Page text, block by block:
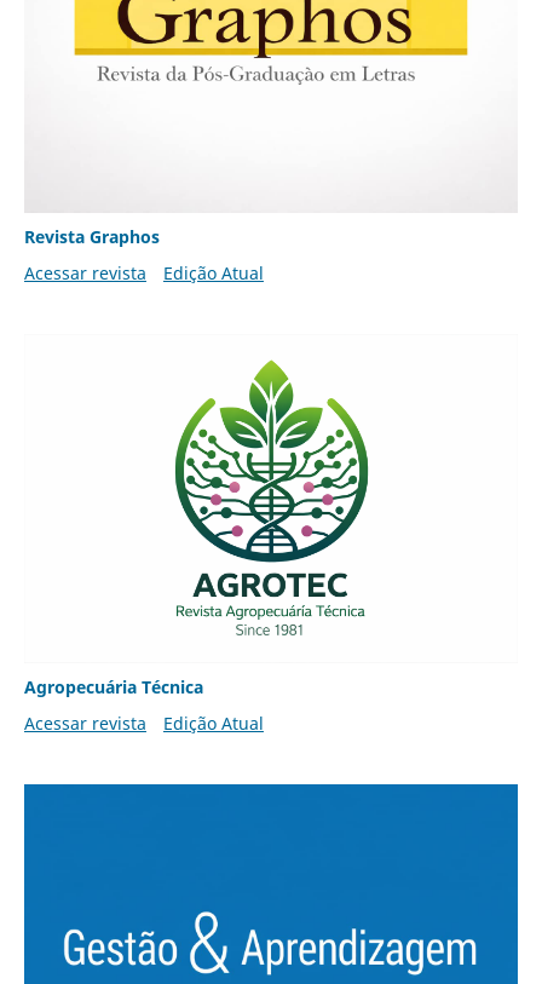
Revista Graphos
Acessar revista
Edição Atual
Agropecuária Técnica
Acessar revista
Edição Atual